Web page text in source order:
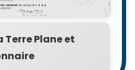
Terre Plane et